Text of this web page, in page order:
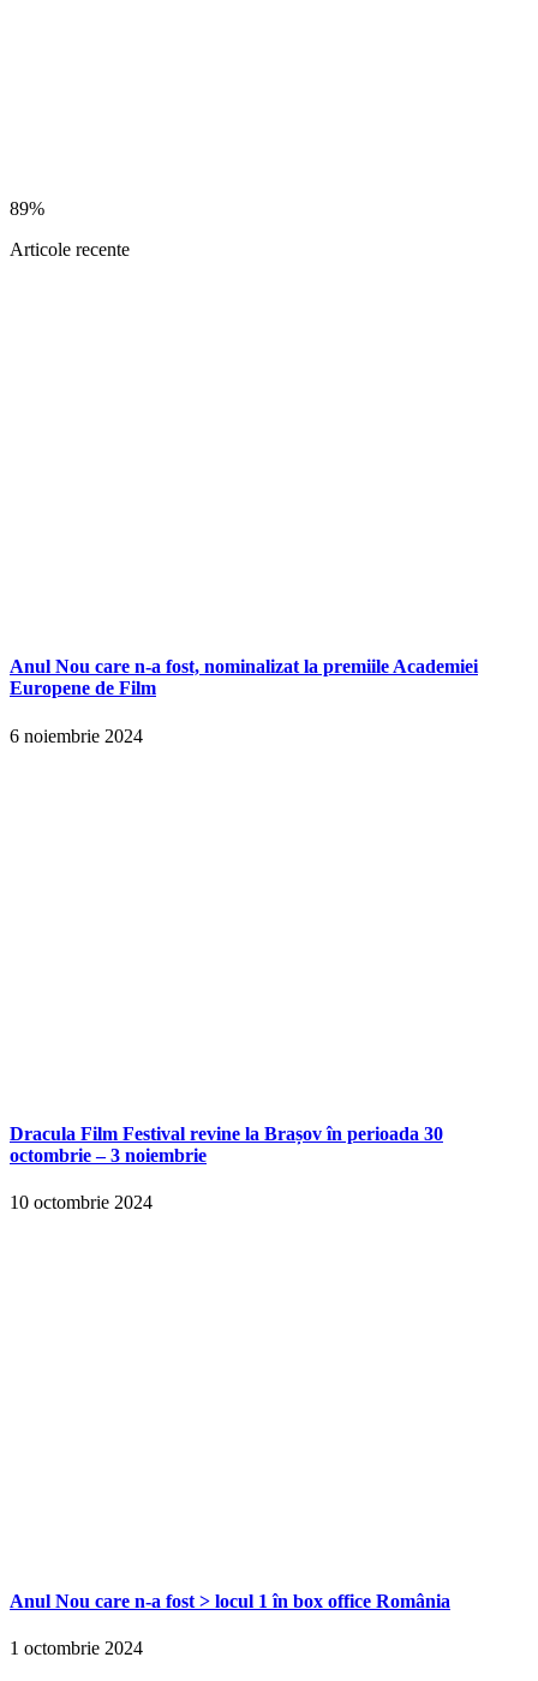
89%
Articole recente
Anul Nou care n-a fost, nominalizat la premiile Academiei
Europene de Film
6 noiembrie 2024
Dracula Film Festival revine la Brașov în perioada 30
octombrie – 3 noiembrie
10 octombrie 2024
Anul Nou care n-a fost > locul 1 în box office România
1 octombrie 2024